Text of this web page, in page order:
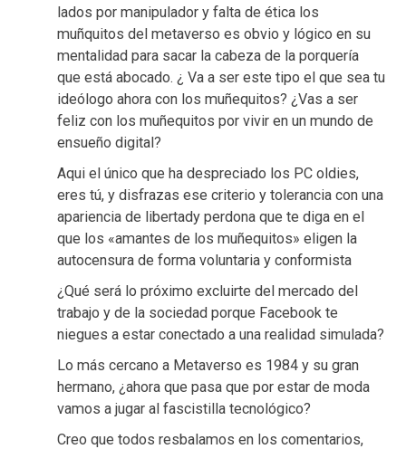
lados por manipulador y falta de ética los
muñquitos del metaverso es obvio y lógico en su
mentalidad para sacar la cabeza de la porquería
que está abocado. ¿ Va a ser este tipo el que sea tu
ideólogo ahora con los muñequitos? ¿Vas a ser
feliz con los muñequitos por vivir en un mundo de
ensueño digital?
Aqui el único que ha despreciado los PC oldies,
eres tú, y disfrazas ese criterio y tolerancia con una
apariencia de libertady perdona que te diga en el
que los «amantes de los muñequitos» eligen la
autocensura de forma voluntaria y conformista
¿Qué será lo próximo excluirte del mercado del
trabajo y de la sociedad porque Facebook te
niegues a estar conectado a una realidad simulada?
Lo más cercano a Metaverso es 1984 y su gran
hermano, ¿ahora que pasa que por estar de moda
vamos a jugar al fascistilla tecnológico?
Creo que todos resbalamos en los comentarios,